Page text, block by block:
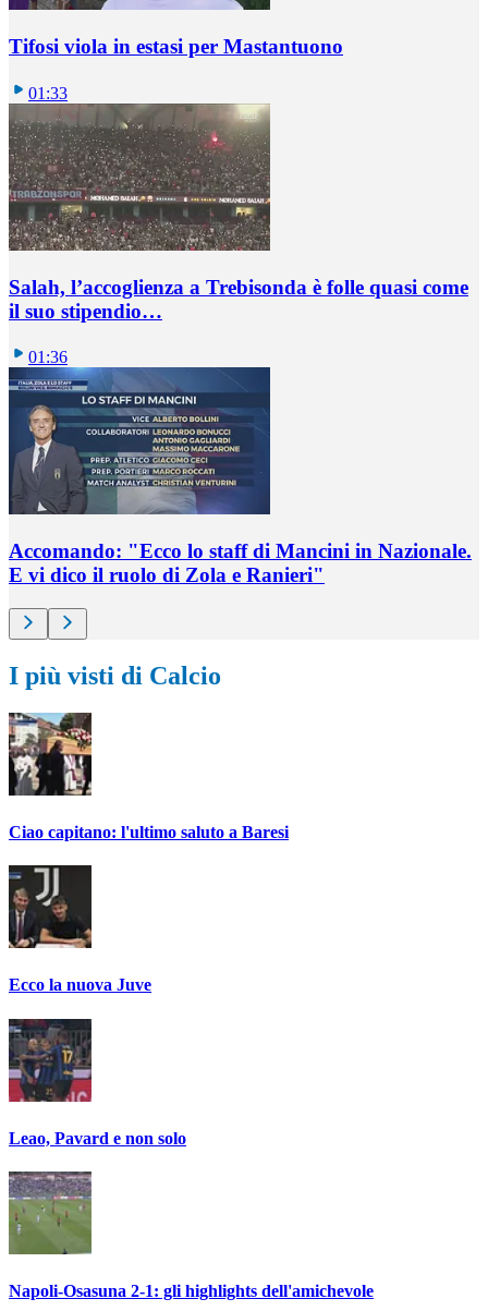
Tifosi viola in estasi per Mastantuono
01:33
Salah, l’accoglienza a Trebisonda è folle quasi come
il suo stipendio…
01:36
Accomando: "Ecco lo staff di Mancini in Nazionale.
E vi dico il ruolo di Zola e Ranieri"
I più visti di Calcio
Ciao capitano: l'ultimo saluto a Baresi
Ecco la nuova Juve
Leao, Pavard e non solo
Napoli-Osasuna 2-1: gli highlights dell'amichevole